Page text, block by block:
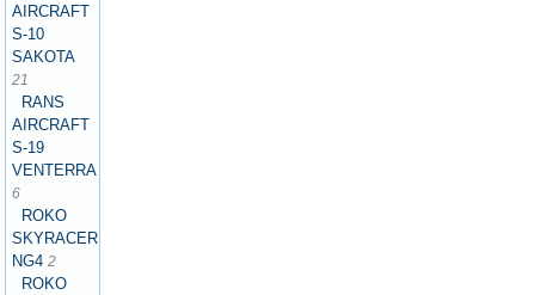
AIRCRAFT
S-10
SAKOTA
21
RANS
AIRCRAFT
S-19
VENTERRA
6
ROKO
SKYRACER
NG42
ROKO